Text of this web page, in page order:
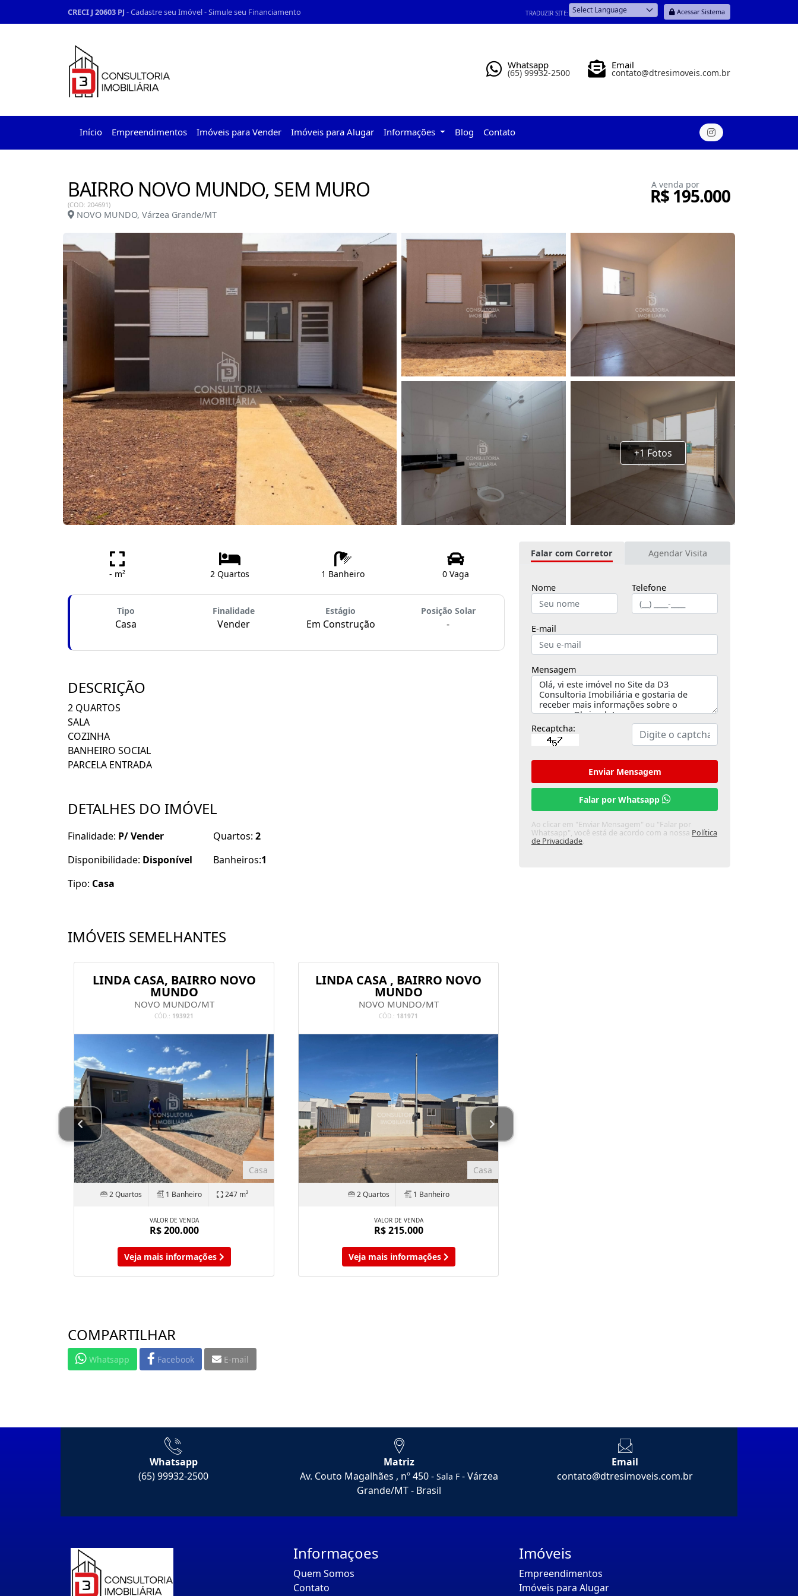
CRECI J 20603 PJ -Cadastre seu Imóvel-Simule seu Financiamento Acessar Sistema
TRADUZIR SITE:
Email
contato@dtresimoveis.com.br
Whatsapp
(65) 99932-2500
Início Empreendimentos Imóveis para Vender Imóveis para Alugar Informações Blog Contato
BAIRRO NOVO MUNDO, SEM MURO
(COD: 204691)
NOVO MUNDO, Várzea Grande/MT
A venda por
R$ 195.000
+1 Fotos
- m² 2 Quartos 1 Banheiro 0 Vaga
Tipo
Casa
Finalidade
Vender
Estágio
Em Construção
Posição Solar
-
DESCRIÇÃO
2 QUARTOS
SALA
COZINHA
BANHEIRO SOCIAL
PARCELA ENTRADA
DETALHES DO IMÓVEL
Finalidade: P/ Vender
Disponibilidade: Disponível
Tipo: Casa
Quartos:2
Banheiros:1
IMÓVEIS SEMELHANTES
LINDA CASA, BAIRRO NOVO
MUNDO
NOVO MUNDO/MT
CÓD.: 193921
Casa
2 Quartos 1 Banheiro 247 m²
VALOR DE VENDA
R$ 200.000
Veja mais informações
LINDA CASA , BAIRRO NOVO
MUNDO
NOVO MUNDO/MT
CÓD.: 181971
Casa
2 Quartos 1 Banheiro
VALOR DE VENDA
R$ 215.000
Veja mais informações
COMPARTILHAR
Whatsapp Facebook E-mail
Falar com Corretor Agendar Visita
Nome Telefone
E-mail
Mensagem
Recaptcha:
Enviar Mensagem
Falar por Whatsapp
Ao clicar em "Enviar Mensagem" ou "Falar por
Whatsapp", você está de acordo com a nossa Política
de Privacidade.
Whatsapp
(65) 99932-2500
Matriz
Av. Couto Magalhães , nº 450 - Sala F - Várzea
Grande/MT - Brasil
Email
contato@dtresimoveis.com.br
Informaçoes
Quem Somos
Contato
Imóveis
Empreendimentos
Imóveis para Alugar